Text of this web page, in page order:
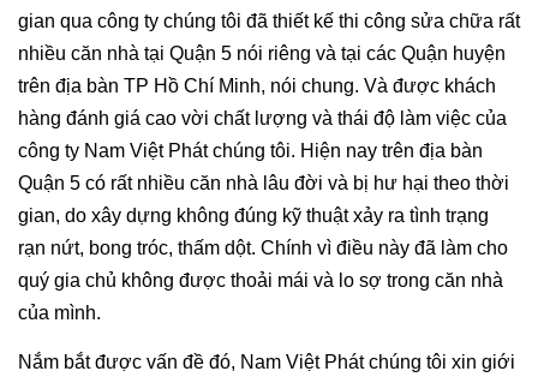
gian qua công ty chúng tôi đã thiết kế thi công sửa chữa rất
nhiều căn nhà tại Quận 5 nói riêng và tại các Quận huyện
trên địa bàn TP Hồ Chí Minh, nói chung. Và được khách
hàng đánh giá cao vời chất lượng và thái độ làm việc của
công ty Nam Việt Phát chúng tôi. Hiện nay trên địa bàn
Quận 5 có rất nhiều căn nhà lâu đời và bị hư hại theo thời
gian, do xây dựng không đúng kỹ thuật xảy ra tình trạng
rạn nứt, bong tróc, thấm dột. Chính vì điều này đã làm cho
quý gia chủ không được thoải mái và lo sợ trong căn nhà
của mình.
Nắm bắt được vấn đề đó, Nam Việt Phát chúng tôi xin giới